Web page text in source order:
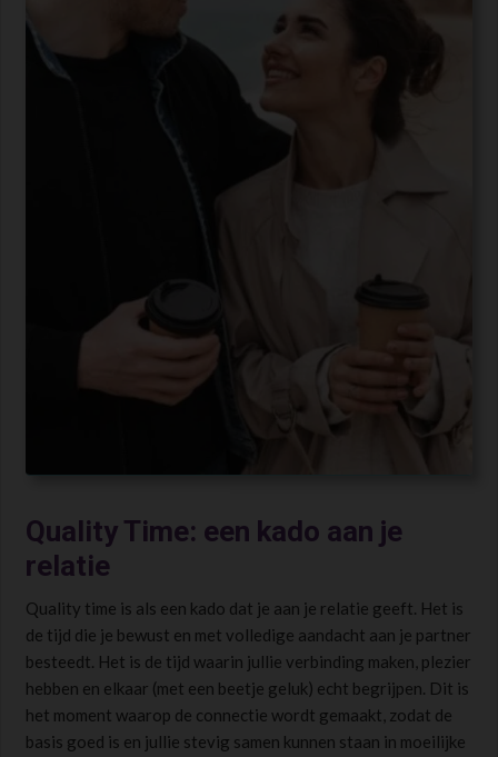
Quality Time: een kado aan je
relatie
Quality time is als een kado dat je aan je relatie geeft. Het is
de tijd die je bewust en met volledige aandacht aan je partner
besteedt. Het is de tijd waarin jullie verbinding maken, plezier
hebben en elkaar (met een beetje geluk) echt begrijpen. Dit is
het moment waarop de connectie wordt gemaakt, zodat de
basis goed is en jullie stevig samen kunnen staan in moeilijke